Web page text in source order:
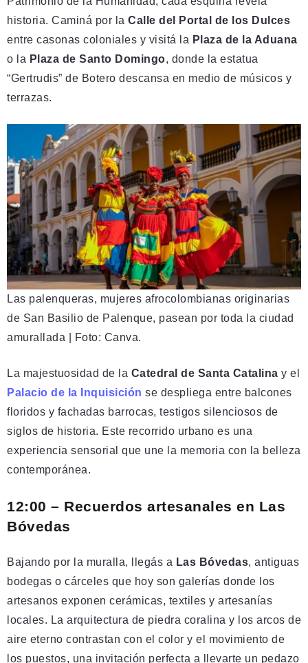
historia. Caminá por la Calle del Portal de los Dulces
entre casonas coloniales y visitá la Plaza de la Aduana
o la Plaza de Santo Domingo, donde la estatua
“Gertrudis” de Botero descansa en medio de músicos y
terrazas.
Las palenqueras, mujeres afrocolombianas originarias
de San Basilio de Palenque, pasean por toda la ciudad
amurallada | Foto: Canva.
La majestuosidad de la Catedral de Santa Catalina y el
Palacio de la Inquisición se despliega entre balcones
floridos y fachadas barrocas, testigos silenciosos de
siglos de historia. Este recorrido urbano es una
experiencia sensorial que une la memoria con la belleza
contemporánea.
12:00 – Recuerdos artesanales en Las
Bóvedas
Bajando por la muralla, llegás a Las Bóvedas, antiguas
bodegas o cárceles que hoy son galerías donde los
artesanos exponen cerámicas, textiles y artesanías
locales. La arquitectura de piedra coralina y los arcos de
aire eterno contrastan con el color y el movimiento de
los puestos, una invitación perfecta a llevarte un pedazo